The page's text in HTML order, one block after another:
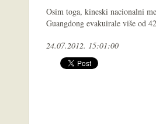
Osim toga, kineski nacionalni
Guangdong evakuirale više od
24.07.2012. 15:01:00